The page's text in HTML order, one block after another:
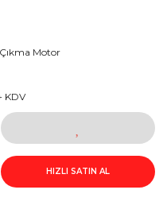
Motor
KDV
HIZLI SATIN AL